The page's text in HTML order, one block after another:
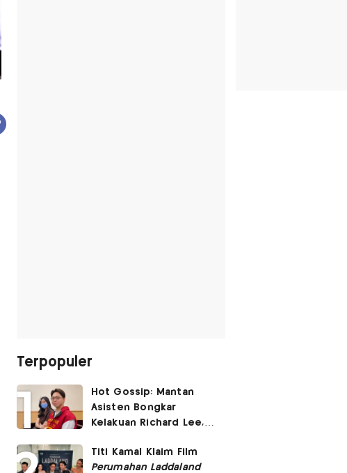
Terpopuler
Hot Gossip: Mantan
Asisten Bongkar
Kelakuan Richard Lee,
Vicky Prasetyo
Titi Kamal Klaim Film
Perumahan Laddaland